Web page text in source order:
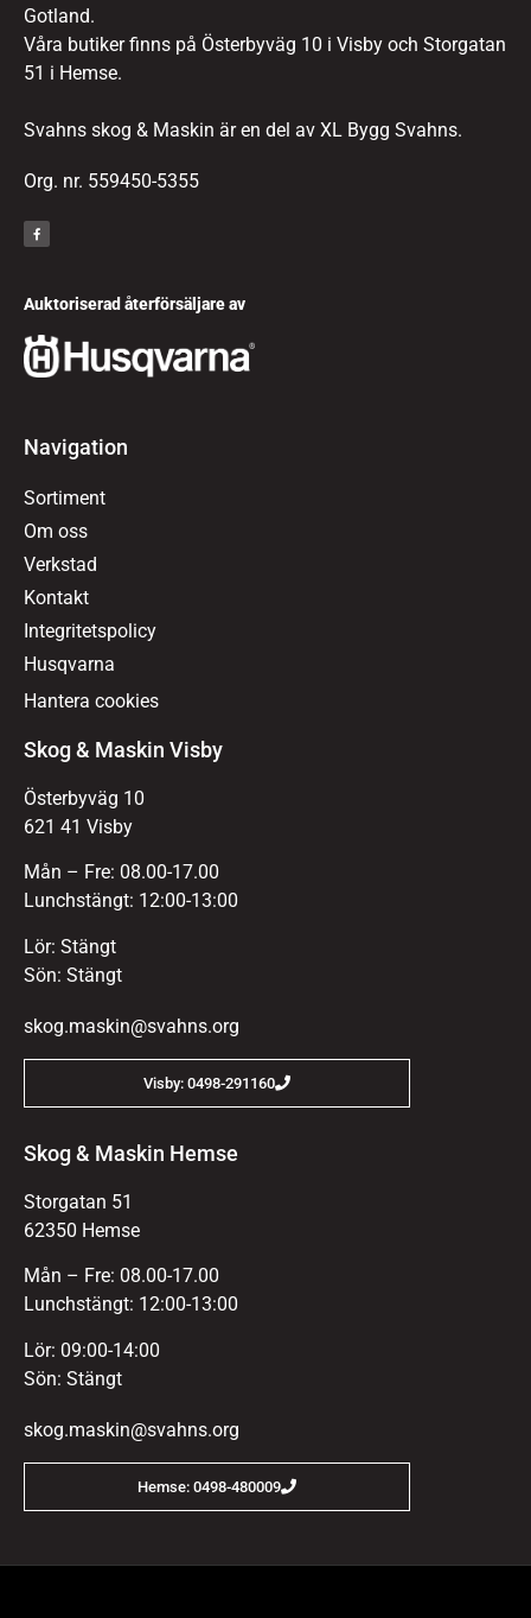
Gotland.
Våra butiker finns på Österbyväg 10 i Visby och Storgatan
51 i Hemse.
Svahns skog & Maskin är en del av XL Bygg Svahns.
Org. nr. 559450-5355
Auktoriserad återförsäljare av
Navigation
Sortiment
Om oss
Verkstad
Kontakt
Integritetspolicy
Husqvarna
Hantera cookies
Skog & Maskin Visby
Österbyväg 10
621 41 Visby
Mån – Fre: 08.00-17.00
Lunchstängt: 12:00-13:00
Lör: Stängt
Sön: Stängt
skog.maskin@svahns.org
Visby: 0498-291160
Skog & Maskin Hemse
Storgatan 51
62350 Hemse
Mån – Fre: 08.00-17.00
Lunchstängt: 12:00-13:00
Lör: 09:00-14:00
Sön: Stängt
skog.maskin@svahns.org
Hemse: 0498-480009